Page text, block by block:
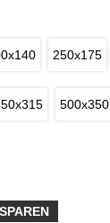
250x175
500x350